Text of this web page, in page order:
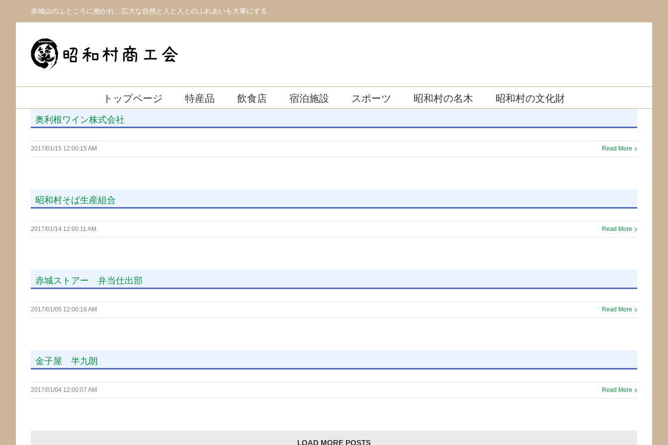
赤城山のふところに抱かれ、広大な自然と人と人とのふれあいを大事にする
トップページ 特産品 飲食店 宿泊施設 スポーツ 昭和村の名木 昭和村の文化財
奥利根ワイン株式会社
2017/01/15 12:00:15 AM Read More
昭和村そば生産組合
2017/01/14 12:00:11 AM Read More
赤城ストアー 弁当仕出部
2017/01/05 12:00:18 AM Read More
金子屋 半九朗
2017/01/04 12:00:07 AM Read More
LOAD MORE POSTS